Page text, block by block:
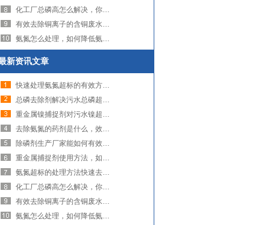
化工厂总磷高怎么解决，你用对方法了吗（图）
有效去除铜离子的含铜废水的处理方法（图）
氨氮怎么处理，如何降低氨氮含量？（图）
新资讯文章
快速处理氨氮超标的有效方法，用去除氨氮药剂（图）
总磷去除剂解决污水总磷超标的问题（图）
重金属镍捕捉剂对污水镍超标的处理（图）
去除氨氮的药剂是什么，效果如何（图）
除磷剂生产厂家能如何有效解决水中的磷污染问题（图）
重金属捕捉剂使用方法，如何正确操作（图）
氨氮超标的处理方法快速去除氨氮的是什么（图）
化工厂总磷高怎么解决，你用对方法了吗（图）
有效去除铜离子的含铜废水的处理方法（图）
氨氮怎么处理，如何降低氨氮含量？（图）